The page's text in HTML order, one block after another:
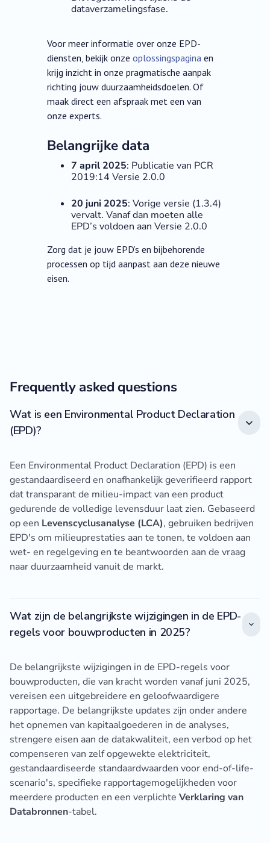
dataverzamelingsfase.
Voor meer informatie over onze EPD-
diensten, bekijk onze oplossingspagina en
krijg inzicht in onze pragmatische aanpak
richting jouw duurzaamheidsdoelen. Of
maak direct een afspraak met een van
onze experts.
Belangrijke data
7 april 2025: Publicatie van PCR
2019:14 Versie 2.0.0
20 juni 2025: Vorige versie (1.3.4)
vervalt. Vanaf dan moeten alle
EPD’s voldoen aan Versie 2.0.0
Zorg dat je jouw EPD’s en bijbehorende
processen op tijd aanpast aan deze nieuwe
eisen.
Frequently asked questions
Wat is een Environmental Product Declaration
(EPD)?
Een Environmental Product Declaration (EPD) is een
gestandaardiseerd en onafhankelijk geverifieerd rapport
dat transparant de milieu-impact van een product
gedurende de volledige levensduur laat zien. Gebaseerd
op een Levenscyclusanalyse (LCA), gebruiken bedrijven
EPD's om milieuprestaties aan te tonen, te voldoen aan
wet- en regelgeving en te beantwoorden aan de vraag
naar duurzaamheid vanuit de markt.
Wat zijn de belangrijkste wijzigingen in de EPD-
regels voor bouwproducten in 2025?
De belangrijkste wijzigingen in de EPD-regels voor
bouwproducten, die van kracht worden vanaf juni 2025,
vereisen een uitgebreidere en geloofwaardigere
rapportage. De belangrijkste updates zijn onder andere
het opnemen van kapitaalgoederen in de analyses,
strengere eisen aan de datakwaliteit, een verbod op het
compenseren van zelf opgewekte elektriciteit,
gestandaardiseerde standaardwaarden voor end-of-life-
scenario's, specifieke rapportagemogelijkheden voor
meerdere producten en een verplichte Verklaring van
Databronnen-tabel.